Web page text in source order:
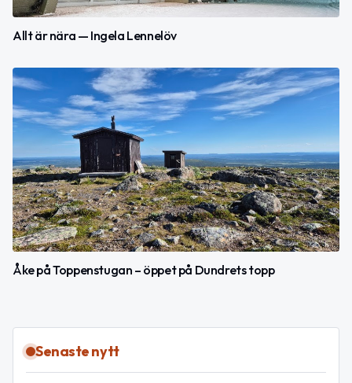
Allt är nära — Ingela Lennelöv
Åke på Toppenstugan – öppet på Dundrets topp
Senaste nytt